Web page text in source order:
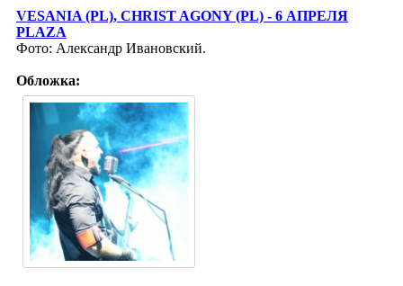
VESANIA (PL), CHRIST AGONY (PL) - 6 АПРЕЛЯ
PLAZA
Фото: Александр Ивановский.
Обложка: